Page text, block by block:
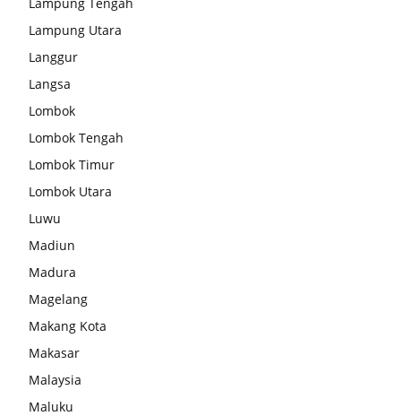
Lampung Utara
Langgur
Langsa
Lombok
Lombok Tengah
Lombok Timur
Lombok Utara
Luwu
Madiun
Madura
Magelang
Makang Kota
Makasar
Malaysia
Maluku